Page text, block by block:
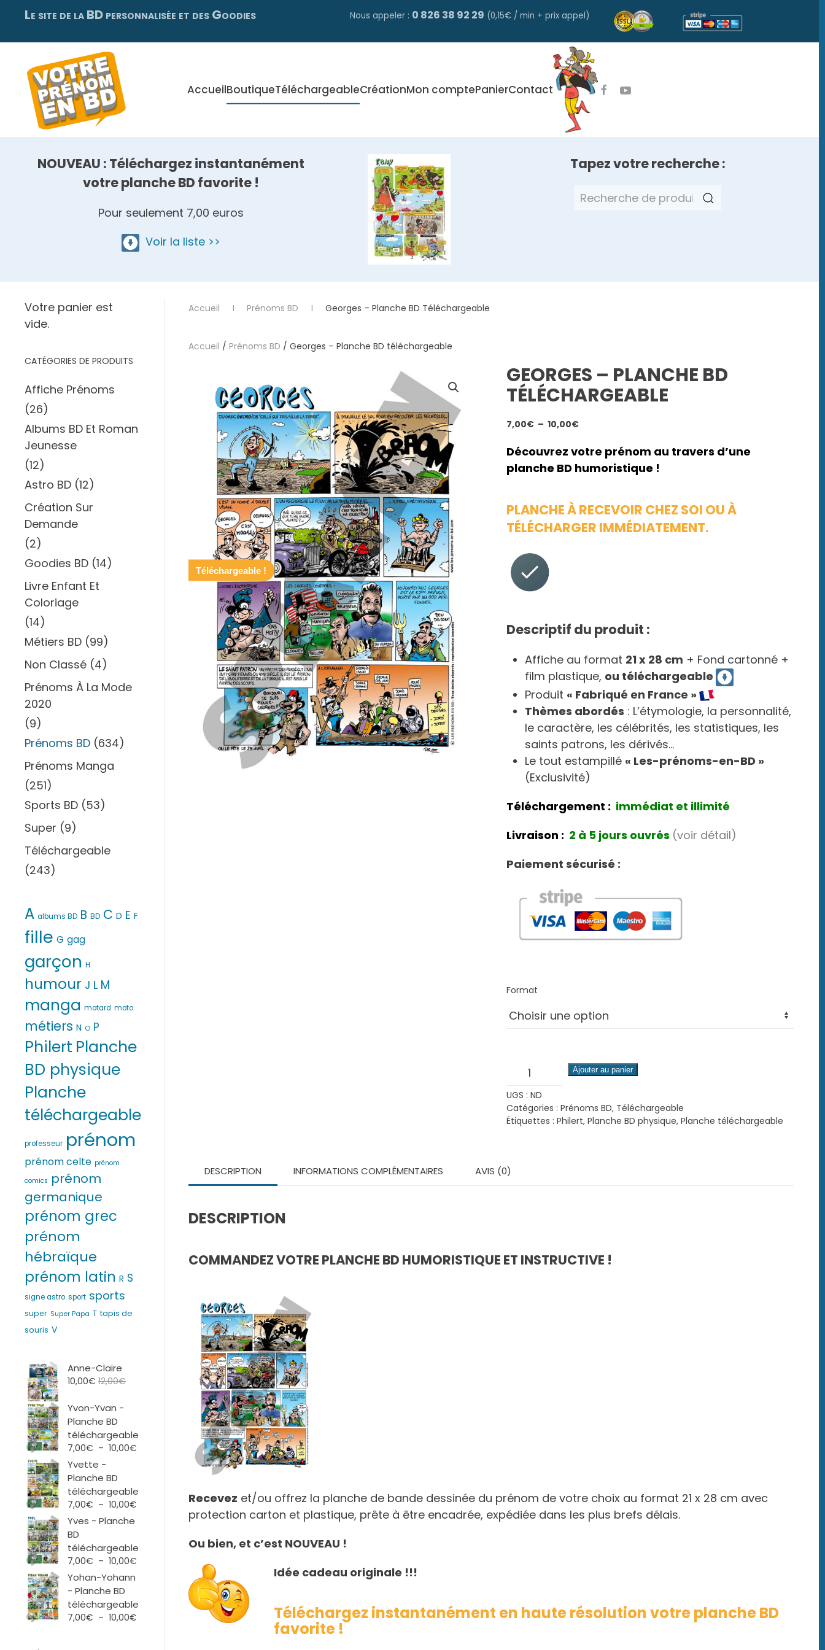
Skip
main
content
Le site de la BD personnalisée et des Goodies Nous appeler : 0 826 38 92 29 (0,15€ / min + prix appel)
AccueilBoutiqueTéléchargeableCréationMon comptePanierContact
NOUVEAU : Téléchargez instantanément
votre planche BD favorite !
Pour seulement 7,00 euros
Voir la liste >>
Tapez votre recherche :
Recherche
Accueil Prénoms BD Georges – Planche BD Téléchargeable
Accueil / Prénoms BD / Georges – Planche BD téléchargeable
Téléchargeable !
GEORGES – PLANCHE BD
TÉLÉCHARGEABLE
7,00€ – 10,00€Plage
prix :
7,00€
à
Découvrez votre prénom au travers d’une
planche BD humoristique !
PLANCHE À RECEVOIR CHEZ SOI OU À
TÉLÉCHARGER IMMÉDIATEMENT.
Descriptif du produit :
Affiche au format 21 x 28 cm + Fond cartonné +
film plastique, ou téléchargeable
Produit « Fabriqué en France »
Thèmes abordés : L’étymologie, la personnalité,
le caractère, les célébrités, les statistiques, les
saints patrons, les dérivés…
Le tout estampillé « Les-prénoms-en-BD »
(Exclusivité)
Téléchargement : immédiat et illimité
Livraison : 2 à 5 jours ouvrés (voir détail)
Paiement sécurisé :
Format
quantité
Georges
-
téléchargeable
Ajouter au panier
UGS :ND
Catégories :Prénoms BD, Téléchargeable
Étiquettes :Philert,Planche BD physique,Planche téléchargeable
DESCRIPTION INFORMATIONS COMPLÉMENTAIRES AVIS (0)
DESCRIPTION
COMMANDEZ VOTRE PLANCHE BD HUMORISTIQUE ET INSTRUCTIVE !
Recevez et/ou offrez la planche de bande dessinée du prénom de votre choix au format 21 x 28 cm avec
protection carton et plastique, prête à être encadrée, expédiée dans les plus brefs délais.
Ou bien, et c’est NOUVEAU !
Idée cadeau originale !!!
Téléchargez instantanément en haute résolution votre planche BD
favorite !
Votre panier est
vide.
CATÉGORIES DE PRODUITS
Affiche Prénoms
(26)
Albums BD Et Roman
Jeunesse
(12)
Astro BD (12)
Création Sur
Demande
(2)
Goodies BD (14)
Livre Enfant Et
Coloriage
(14)
Métiers BD (99)
Non Classé (4)
Prénoms À La Mode
2020
(9)
Prénoms BD (634)
Prénoms Manga
(251)
Sports BD (53)
Super (9)
Téléchargeable
(243)
A albums BD B BD C D E F
fille G gag
garçon H
humour J L M
manga motard moto
métiers N O P
Philert Planche
BD physique
Planche
téléchargeable
professeur prénom
prénom celte prénom
comics prénom
germanique
prénom grec
prénom
hébraïque
prénom latin R S
signe astro sport sports
super Super Papa T tapis de
souris V
Anne-Claire
10,00€ 12,00€
Yvon-Yvan -
Planche BD
téléchargeable
7,00€ – 10,00€
Yvette -
Planche BD
téléchargeable
7,00€ – 10,00€
Yves - Planche
BD
téléchargeable
7,00€ – 10,00€
Yohan-Yohann
- Planche BD
téléchargeable
7,00€ – 10,00€